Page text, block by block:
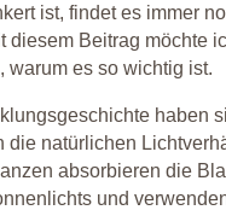
ist, findet es immer
diesem Beitrag möchte
warum es so wichtig ist.
haben
die natürlichen
absorbieren die
und